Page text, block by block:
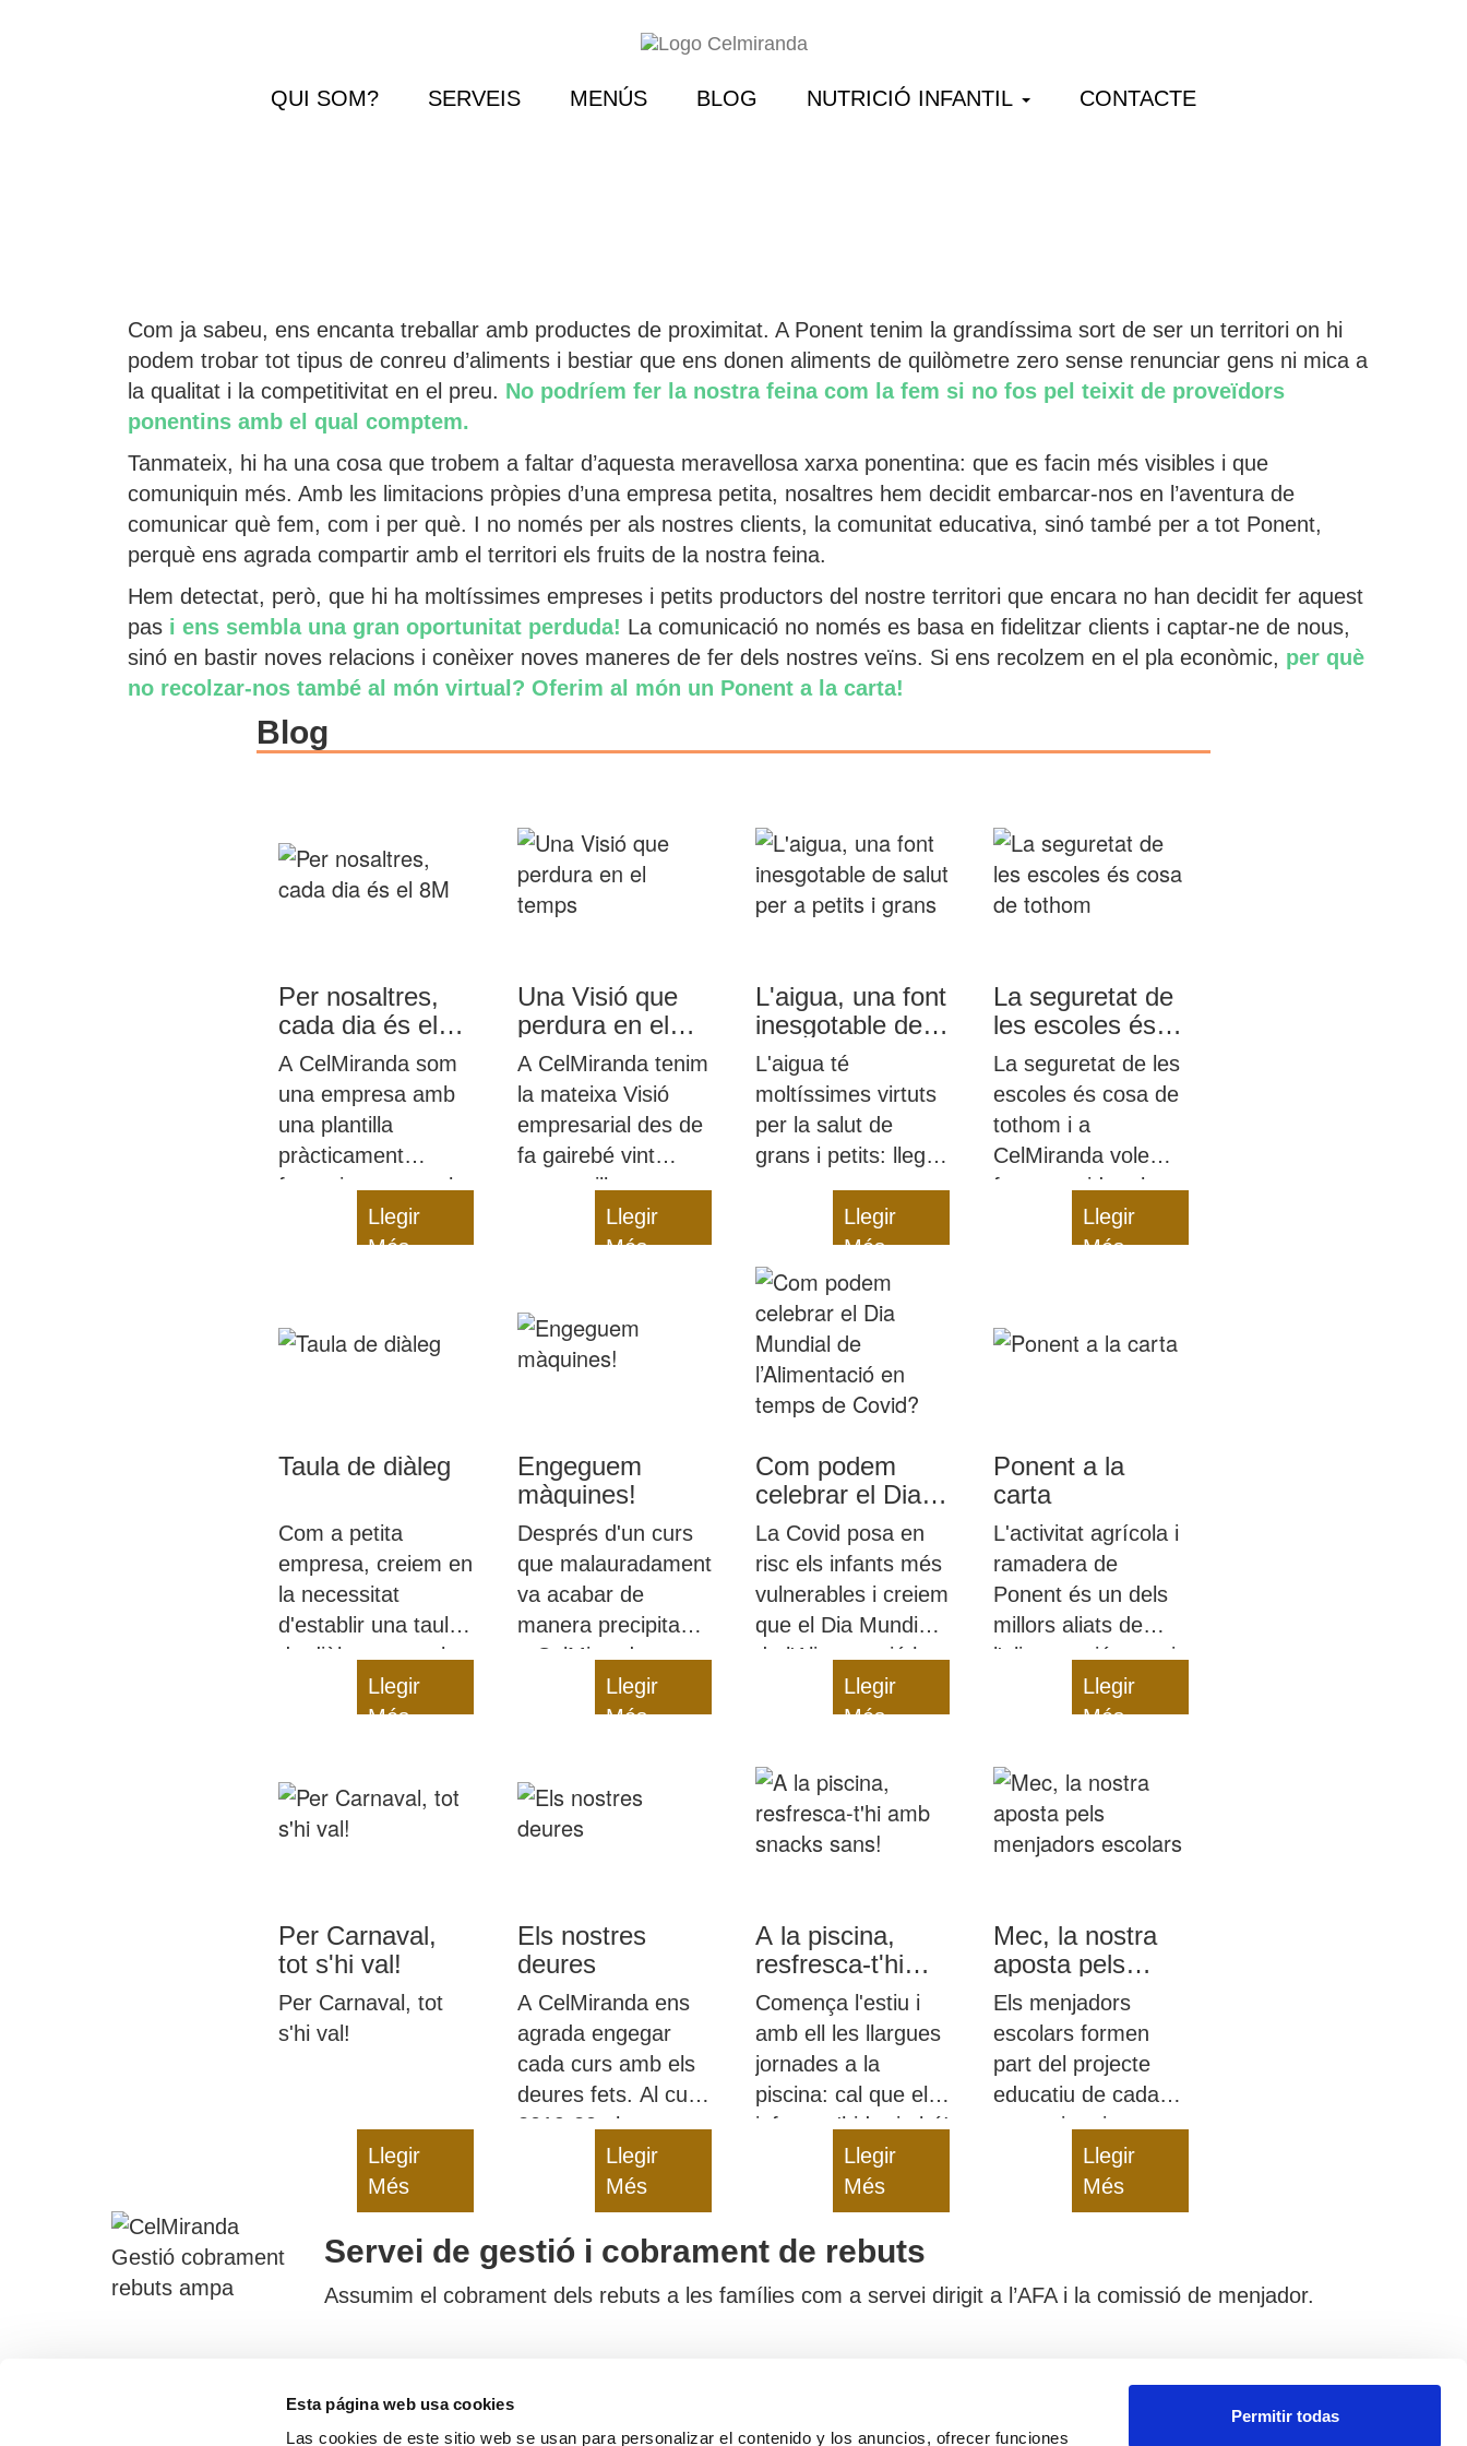
Esta página web usa cookies
Las cookies de este sitio web se usan para personalizar el contenido y los anuncios, ofrecer funciones
Permitir todas
QUI SOM? SERVEIS MENÚS BLOG NUTRICIÓ INFANTIL CONTACTE
Com ja sabeu, ens encanta treballar amb productes de proximitat. A Ponent tenim la grandíssima sort de ser un territori on hi
podem trobar tot tipus de conreu d’aliments i bestiar que ens donen aliments de quilòmetre zero sense renunciar gens ni mica a
la qualitat i la competitivitat en el preu. No podríem fer la nostra feina com la fem si no fos pel teixit de proveïdors
ponentins amb el qual comptem.
Tanmateix, hi ha una cosa que trobem a faltar d’aquesta meravellosa xarxa ponentina: que es facin més visibles i que
comuniquin més. Amb les limitacions pròpies d’una empresa petita, nosaltres hem decidit embarcar-nos en l’aventura de
comunicar què fem, com i per què. I no només per als nostres clients, la comunitat educativa, sinó també per a tot Ponent,
perquè ens agrada compartir amb el territori els fruits de la nostra feina.
Hem detectat, però, que hi ha moltíssimes empreses i petits productors del nostre territori que encara no han decidit fer aquest
pas i ens sembla una gran oportunitat perduda! La comunicació no només es basa en fidelitzar clients i captar-ne de nous,
sinó en bastir noves relacions i conèixer noves maneres de fer dels nostres veïns. Si ens recolzem en el pla econòmic, per què
no recolzar-nos també al món virtual? Oferim al món un Ponent a la carta!
Blog
Per nosaltres,
cada dia és el
8M
A CelMiranda som
una empresa amb
una plantilla
pràcticament
femenina en tota la
seua totalitat i, a
eminentment
dia és 8M i
nostre paper i el de
totes les dones
amb orgull.
Llegir
Més
Una Visió que
perdura en el
temps
A CelMiranda tenim
la mateixa Visió
empresarial des de
fa gairebé vint
anys: millorem
contínuament, però
sempre oferint una
de qualitat als
infants
Llegir
Més
L'aigua, una font
inesgotable de
salut per a petits
i grans
L'aigua té
moltíssimes virtuts
per la salut de
grans i petits: llegiu-
nos per a
descobrir-les i per a
aclarir dubtes com
el dilema de l'aigua
embotellada contra
la de l'aixeta o la
quantitat d'aigua
que hem de beure
Llegir
Més
La seguretat de
les escoles és
cosa de tothom
La seguretat de les
escoles és cosa de
tothom i a
CelMiranda volem
fer una crida a la
responsabilitat de
tothom que hi
Llegir
Més
Taula de diàleg
Com a petita
empresa, creiem en
la necessitat
d'establir una taula
de diàleg entre els
diversos agents
l'alimentació dels
infants per a
assegurar-ne la
Llegir
Més
Engeguem
màquines!
Després d'un curs
que malauradament
va acabar de
manera precipitada,
a CelMiranda
estem encantades
de tornar a engegar
Llegir
Més
Com podem
celebrar el Dia
Mundial de
l’Alimentació en
temps de Covid?
La Covid posa en
risc els infants més
vulnerables i creiem
que el Dia Mundial
de l'Alimentació ha
de ser un
recordatori: cap
sense una bona
alimentació!
Llegir
Més
Ponent a la
carta
L'activitat agrícola i
ramadera de
Ponent és un dels
millors aliats de
l'alimentació sana i
equilibrada dels
nostres infants: són
proximitat i
saludables!
Llegir
Més
Per Carnaval,
tot s'hi val!
Per Carnaval, tot
s'hi val!
Llegir
Més
Els nostres
deures
A CelMiranda ens
agrada engegar
cada curs amb els
deures fets. Al curs
2019-20 els nostres
deures van ser
poder ensenyar què
fem i com a
tothom.
Llegir
Més
A la piscina,
resfresca-t'hi
amb snacks
sans!
Comença l'estiu i
amb ell les llargues
jornades a la
piscina: cal que els
infants s'hidratin bé!
Des de CelMiranda
us donem diverses
idees de snacks
sans perquè us hi
Llegir
Més
Mec, la nostra
aposta pels
menjadors
escolars
Els menjadors
escolars formen
part del projecte
educatiu de cada
centre i creiem que
una mascota pot
ajudar-nos a
transmetre valors i
Llegir
Més
Servei de gestió i cobrament de rebuts
Assumim el cobrament dels rebuts a les famílies com a servei dirigit a l’AFA i la comissió de menjador.
Contacte